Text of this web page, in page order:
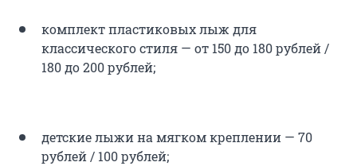
комплект пластиковых лыж для
классического стиля — от 150 до 180 рублей /
180 до 200 рублей;
детские лыжи на мягком креплении — 70
рублей / 100 рублей;